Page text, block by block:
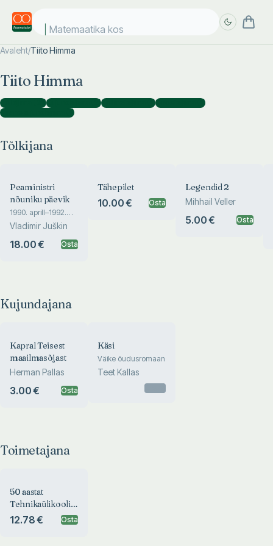
Matemaatika kosm
Avaleht/Tiito Himma
Tiito Himma
Tõlkijana )Kujundajana )Toimetajana )Koostajana
)
Kaanekujundajana
)
Tõlkijana
Peaministri
nõuniku päevik
1990. aprill–1992.
jaanuar
Vladimir Juškin
18.00 € Osta
Tähepilet
10.00 € Osta
Legendid 2
Mihhail Veller
5.00 € Osta
Kujundajana
Kapral Teisest
maailmasõjast
Herman Pallas
3.00 € Osta
Käsi
Väike õudusromaan
Teet Kallas
Toimetajana
50 aastat
Tehnikaülikooli
Akadeemilist
12.78 € Osta